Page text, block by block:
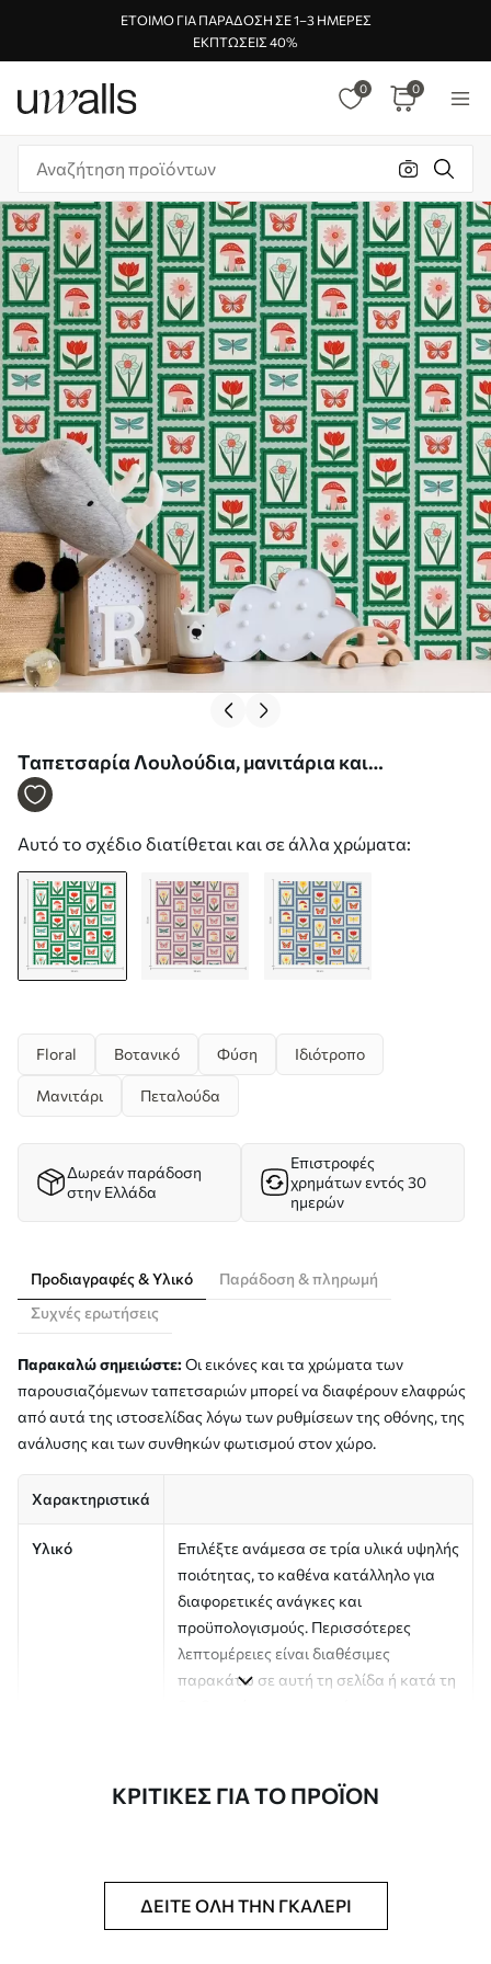
ΈΤΟΙΜΟ ΓΙΑ ΠΑΡΆΔΟΣΗ ΣΕ 1–3 ΗΜΈΡΕΣ
ΕΚΠΤΏΣΕΙΣ 40%
0 0
Ταπετσαρία Λουλούδια, μανιτάρια και
πεταλούδες σε κορνίζα Nr. a01175
Αυτό το σχέδιο διατίθεται και σε άλλα χρώματα:
Floral Βοτανικό Φύση Ιδιότροπο
Μανιτάρι Πεταλούδα
Δωρεάν παράδοση
στην Ελλάδα
Επιστροφές
χρημάτων εντός 30
ημερών
Προδιαγραφές & Υλικό
Παράδοση & πληρωμή
Συχνές ερωτήσεις
Παρακαλώ σημειώστε: Οι εικόνες και τα χρώματα των
παρουσιαζόμενων ταπετσαριών μπορεί να διαφέρουν ελαφρώς
από αυτά της ιστοσελίδας λόγω των ρυθμίσεων της οθόνης, της
ανάλυσης και των συνθηκών φωτισμού στον χώρο.
Χαρακτηριστικά
Υλικό
Επιλέξτε ανάμεσα σε τρία υλικά υψηλής
ποιότητας, το καθένα κατάλληλο για
διαφορετικές ανάγκες και
προϋπολογισμούς. Περισσότερες
λεπτομέρειες είναι διαθέσιμες
παρακάτω σε αυτή τη σελίδα ή κατά τη
Στούντιο σχεδιασμού Uwalls
Ημι-ματ.
Παραγωγή
Η εικόνα εκτυπώνεται στο μέγεθος που
ΚΡΙΤΙΚΈΣ ΓΙΑ ΤΟ ΠΡΟΪΌΝ
ΔΕΊΤΕ ΌΛΗ ΤΗΝ ΓΚΑΛΕΡΊ